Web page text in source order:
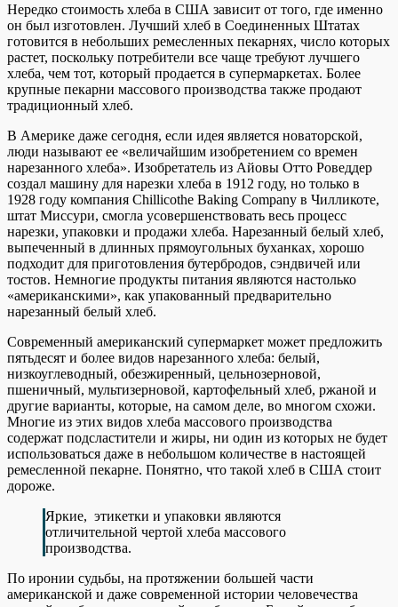
Нередко стоимость хлеба в США зависит от того, где именно
он был изготовлен. Лучший хлеб в Соединенных Штатах
готовится в небольших ремесленных пекарнях, число которых
растет, поскольку потребители все чаще требуют лучшего
хлеба, чем тот, который продается в супермаркетах. Более
крупные пекарни массового производства также продают
традиционный хлеб.
В Америке даже сегодня, если идея является новаторской,
люди называют ее «величайшим изобретением со времен
нарезанного хлеба». Изобретатель из Айовы Отто Роведдер
создал машину для нарезки хлеба в 1912 году, но только в
1928 году компания Chillicothe Baking Company в Чилликоте,
штат Миссури, смогла усовершенствовать весь процесс
нарезки, упаковки и продажи хлеба. Нарезанный белый хлеб,
выпеченный в длинных прямоугольных буханках, хорошо
подходит для приготовления бутербродов, сэндвичей или
тостов. Немногие продукты питания являются настолько
«американскими», как упакованный предварительно
нарезанный белый хлеб.
Современный американский супермаркет может предложить
пятьдесят и более видов нарезанного хлеба: белый,
низкоуглеводный, обезжиренный, цельнозерновой,
пшеничный, мультизерновой, картофельный хлеб, ржаной и
другие варианты, которые, на самом деле, во многом схожи.
Многие из этих видов хлеба массового производства
содержат подсластители и жиры, ни один из которых не будет
использоваться даже в небольшом количестве в настоящей
ремесленной пекарне. Понятно, что такой хлеб в США стоит
дороже.
Яркие, этикетки и упаковки являются
отличительной чертой хлеба массового
производства.
По иронии судьбы, на протяжении большей части
американской и даже современной истории человечества